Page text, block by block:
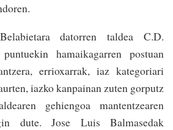
datorren taldea C.D.
hamaikagarren postuan
errioxarrak, iaz kategoriari
iazko kanpainan zuten gorputz
gehiengoa mantentzearen
dute. Jose Luis Balmasedak